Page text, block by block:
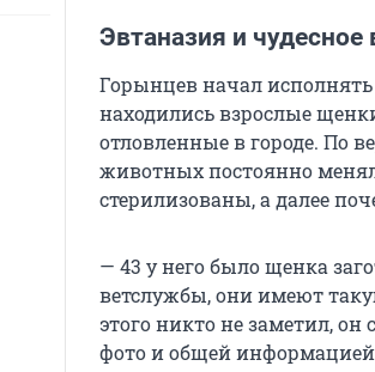
Эвтаназия и
Горынцев начал исполнять
находились взрослые
отловленные в городе. По
животных постоянно
стерилизованы, а далее
— 43 у него было щенка
ветслужбы, они имеют
этого никто не заметил,
фото и общей информацией.